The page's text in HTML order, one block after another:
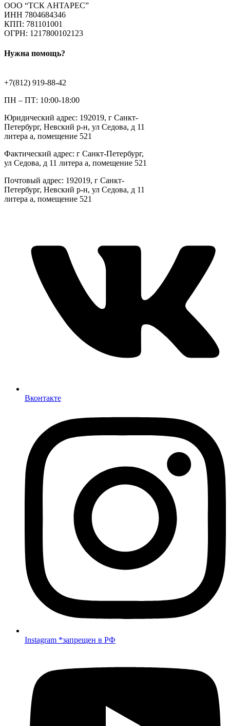
ООО “ТСК АНТАРЕС”
ИНН 7804684346
КПП: 781101001
ОГРН: 1217800102123
Нужна помощь?
+7(812) 919-88-42
ПН – ПТ: 10:00-18:00
Юридический адрес: 192019, г Санкт-
Петербург, Невский р-н, ул Седова, д 11
литера а, помещение 521
Фактический адрес: г Санкт-Петербург,
ул Седова, д 11 литера а, помещение 521
Почтовый адрес: 192019, г Санкт-
Петербург, Невский р-н, ул Седова, д 11
литера а, помещение 521
Вконтакте
Instagram *запрещен в РФ